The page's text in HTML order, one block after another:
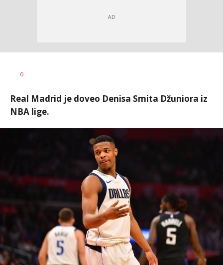
AUTOR
0
Real Madrid je doveo Denisa Smita Džuniora iz
NBA lige.